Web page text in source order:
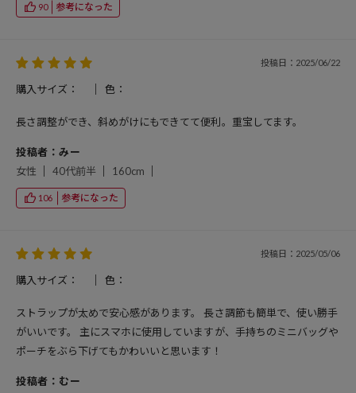
90 参考になった
投稿日：2025/06/22
購入サイズ： 色：
長さ調整ができ、斜めがけにもできてて便利。重宝してます。
投稿者：みー
女性
40代前半 160cm
106 参考になった
投稿日：2025/05/06
購入サイズ： 色：
ストラップが太めで安心感があります。 長さ調節も簡単で、使い勝手
がいいです。 主にスマホに使用していますが、手持ちのミニバッグや
ポーチをぶら下げてもかわいいと思います！
投稿者：むー